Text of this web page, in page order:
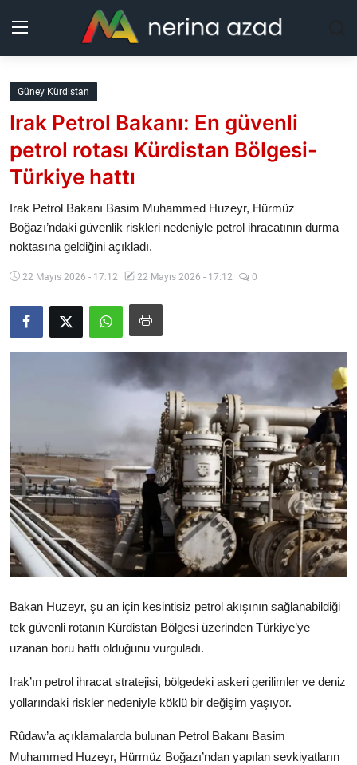
Kurdistan
Bölgeler
Yaşam
Güncel
Analiz
Makaleler
Galeri
Arşiv
İletişim
Türkçe Kurdi
Güney Kürdistan
Irak Petrol Bakanı: En güvenli
petrol rotası Kürdistan Bölgesi-
Türkiye hattı
Irak Petrol Bakanı Basim Muhammed Huzeyr, Hürmüz
Boğazı’ndaki güvenlik riskleri nedeniyle petrol ihracatının durma
noktasına geldiğini açıkladı.
22 Mayıs 2026 - 17:12 22 Mayıs 2026 - 17:12 0
Bakan Huzeyr, şu an için kesintisiz petrol akışının sağlanabildiği
tek güvenli rotanın Kürdistan Bölgesi üzerinden Türkiye’ye
uzanan boru hattı olduğunu vurguladı.
Irak’ın petrol ihracat stratejisi, bölgedeki askeri gerilimler ve deniz
yollarındaki riskler nedeniyle köklü bir değişim yaşıyor.
Rûdaw’a açıklamalarda bulunan Petrol Bakanı Basim
Muhammed Huzeyr, Hürmüz Boğazı’ndan yapılan sevkiyatların